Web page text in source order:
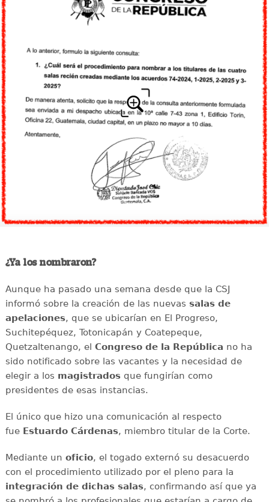
¿Ya los nombraron?
Aunque ha pasado una semana desde que la CSJ
informó sobre la creación de las nuevas salas de
apelaciones, que se ubicarían en El Progreso,
Suchitepéquez, Totonicapán y Coatepeque,
Quetzaltenango, el Congreso de la República no ha
sido notificado sobre las vacantes y la necesidad de
elegir a los magistradosque fungirían como
presidentes de esas instancias.
El único que hizo una comunicación al respecto
fue Estuardo Cárdenas, miembro titular de la Corte.
Mediante un oficio, el togado externó su desacuerdo
con el procedimiento utilizado por el pleno para la
integración de dichas salas, confirmando así que ya